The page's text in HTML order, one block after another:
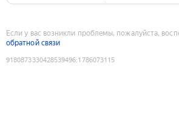
Если у вас возникли проблемы, пожалуйста,
обратной связи
9180873330428539496:1786073115